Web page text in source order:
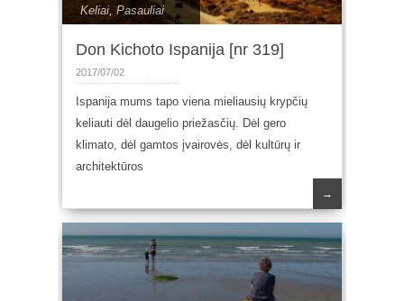
Keliai, Pasauliai
Don Kichoto Ispanija [nr 319]
2017/07/02
Ispanija mums tapo viena mieliausių krypčių
keliauti dėl daugelio priežasčių. Dėl gero
klimato, dėl gamtos įvairovės, dėl kultūrų ir
architektūros
→